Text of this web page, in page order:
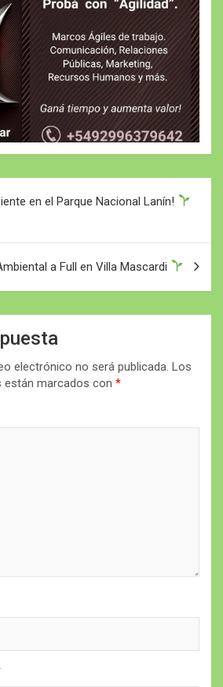
en el Parque Nacional Lanín!
a Full en Villa Mascardi
electrónico no será publicada. Los
marcados con *